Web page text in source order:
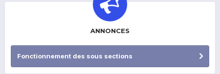
ANNONCES
Fonctionnement des sous sections